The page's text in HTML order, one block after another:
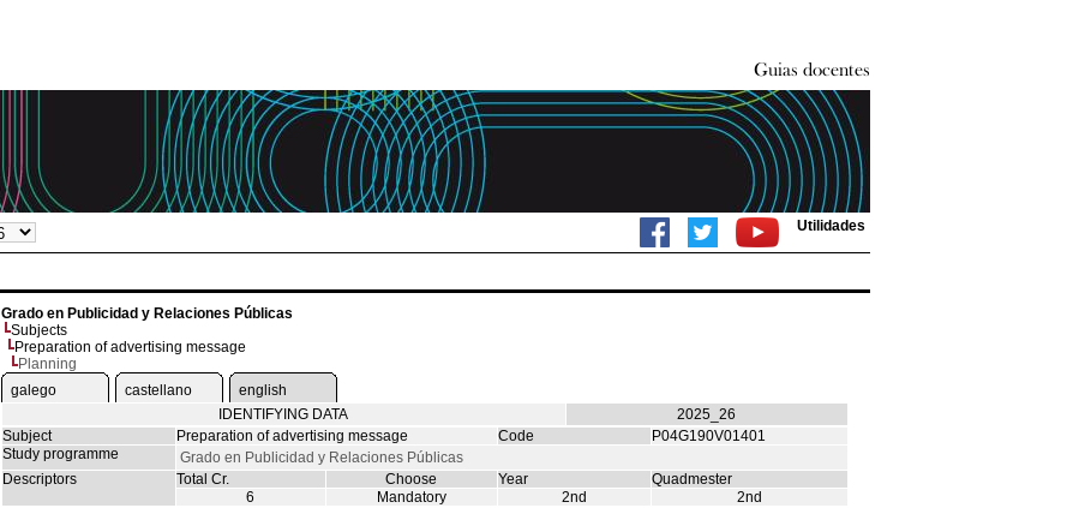
Utilidades
Grado en Publicidad y Relaciones Públicas
Subjects
Preparation of advertising message
Planning
galego
castellano
english
IDENTIFYING DATA
2025_26
Subject
Preparation of advertising message Code
P04G190V01401
Study programme
Grado en Publicidad y Relaciones Públicas
Descriptors
Total Cr. Choose Year
Quadmester
6
Mandatory 2nd
2nd